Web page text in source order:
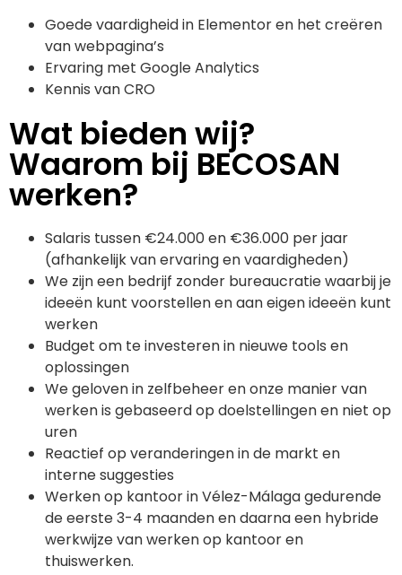
Goede vaardigheid in Elementor en het creëren
van webpagina’s
Ervaring met Google Analytics
Kennis van CRO
Wat bieden wij?
Waarom bij BECOSAN
werken?
Salaris tussen €24.000 en €36.000 per jaar
(afhankelijk van ervaring en vaardigheden)
We zijn een bedrijf zonder bureaucratie waarbij je
ideeën kunt voorstellen en aan eigen ideeën kunt
werken
Budget om te investeren in nieuwe tools en
oplossingen
We geloven in zelfbeheer en onze manier van
werken is gebaseerd op doelstellingen en niet op
uren
Reactief op veranderingen in de markt en
interne suggesties
Werken op kantoor in Vélez-Málaga gedurende
de eerste 3-4 maanden en daarna een hybride
werkwijze van werken op kantoor en
thuiswerken.